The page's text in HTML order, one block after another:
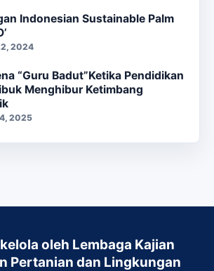
Indonesian Sustainable Palm
2024
“Guru Badut”Ketika Pendidikan
Menghibur Ketimbang
2025
oleh Lembaga Kajian
Pertanian dan Lingkungan